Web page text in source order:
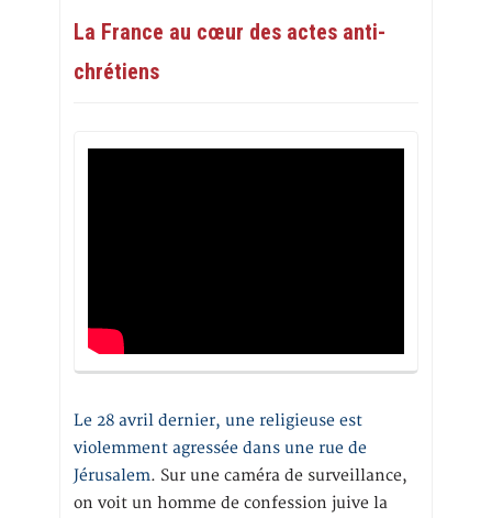
La France au cœur des actes anti-
chrétiens
Le 28 avril dernier, une religieuse est
violemment agressée dans une rue de
Jérusalem. Sur une caméra de surveillance,
on voit un homme de confession juive la